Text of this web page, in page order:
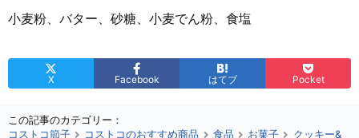
小麦粉、バター、砂糖、小麦でん粉、食塩
X Facebook はてブ Pocket
この記事のカテゴリー：
コストコ節子
コストコのおすすめ商品 食品 お菓子 クッキー&